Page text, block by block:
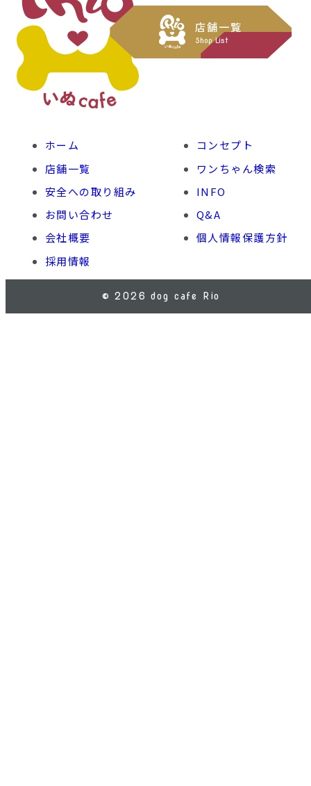
店舗一覧
Shop List
ホーム
コンセプト
店舗一覧
ワンちゃん検索
安全への取り組み
INFO
お問い合わせ
Q&A
会社概要
個人情報保護方針
採用情報
© 2026 dog cafe Rio